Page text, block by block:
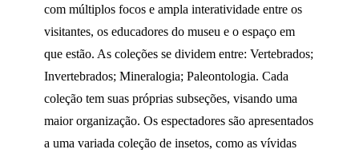
com múltiplos focos e ampla interatividade entre os
visitantes, os educadores do museu e o espaço em
que estão. As coleções se dividem entre: Vertebrados;
Invertebrados; Mineralogia; Paleontologia. Cada
coleção tem suas próprias subseções, visando uma
maior organização. Os espectadores são apresentados
a uma variada coleção de insetos, como as vívidas